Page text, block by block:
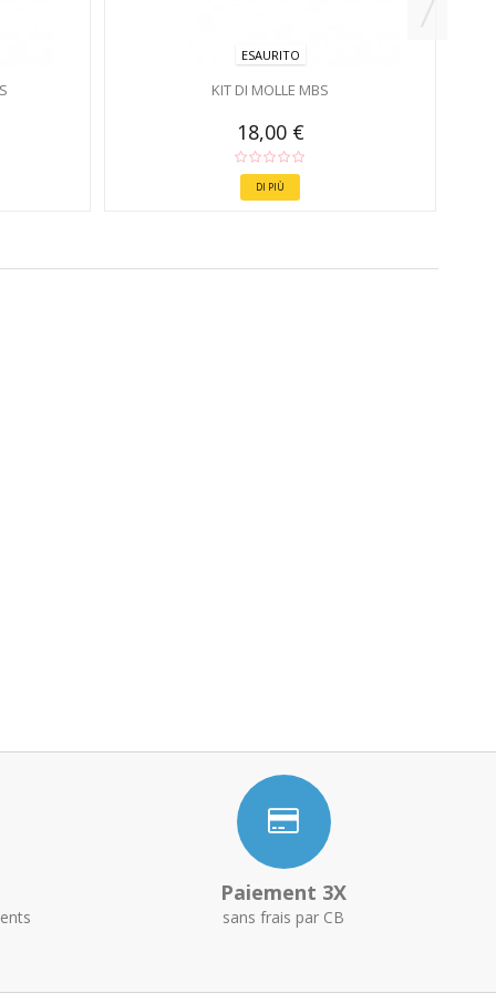
ESAURITO
KIT DI MOLLE MBS
18,00 €
DI PIÙ
Paiement 3X
sans frais par CB